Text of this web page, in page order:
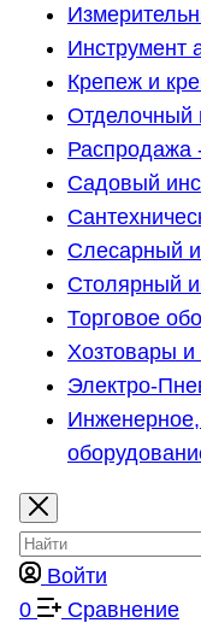
Инструмент
Крепеж и
Отделочный
Распродажа
Садовый
Слесарный
Столярный
Торговое
Хозтовары и
Электро-
Инженерное,
Войти
0
Сравнение